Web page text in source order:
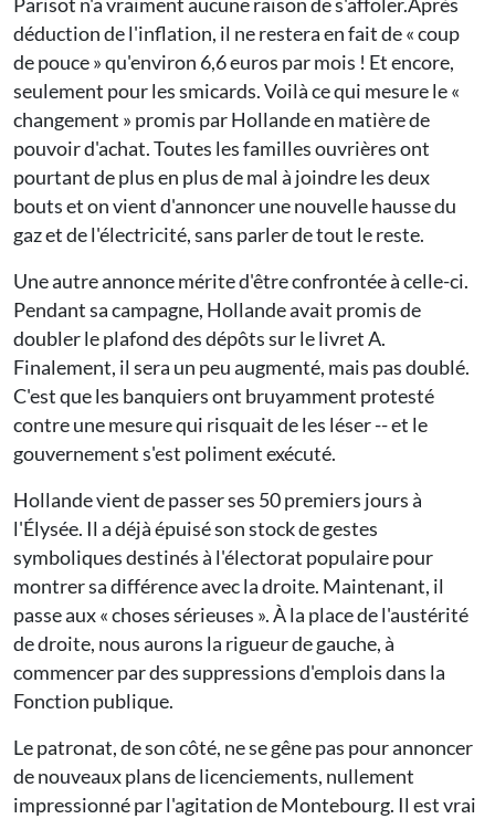
déduction de l'inflation, il ne restera en fait de « coup
de pouce » qu'environ 6,6 euros par mois ! Et encore,
seulement pour les smicards. Voilà ce qui mesure le «
changement » promis par Hollande en matière de
pouvoir d'achat. Toutes les familles ouvrières ont
pourtant de plus en plus de mal à joindre les deux
bouts et on vient d'annoncer une nouvelle hausse du
gaz et de l'électricité, sans parler de tout le reste.
Une autre annonce mérite d'être confrontée à celle-ci.
Pendant sa campagne, Hollande avait promis de
doubler le plafond des dépôts sur le livret A.
Finalement, il sera un peu augmenté, mais pas doublé.
C'est que les banquiers ont bruyamment protesté
contre une mesure qui risquait de les léser -- et le
gouvernement s'est poliment exécuté.
Hollande vient de passer ses 50 premiers jours à
l'Élysée. Il a déjà épuisé son stock de gestes
symboliques destinés à l'électorat populaire pour
montrer sa différence avec la droite. Maintenant, il
passe aux « choses sérieuses ». À la place de l'austérité
de droite, nous aurons la rigueur de gauche, à
commencer par des suppressions d'emplois dans la
Fonction publique.
Le patronat, de son côté, ne se gêne pas pour annoncer
de nouveaux plans de licenciements, nullement
impressionné par l'agitation de Montebourg. Il est vrai